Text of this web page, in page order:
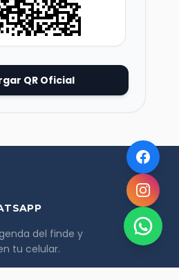
QR Oficial
del finde y
tu celular.